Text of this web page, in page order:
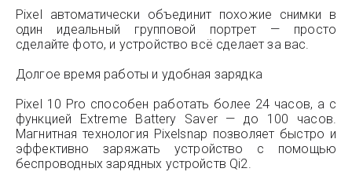
Pixel автоматически объединит похожие снимки в
один идеальный групповой портрет — просто
сделайте фото, и устройство всё сделает за вас.
Долгое время работы и удобная зарядка
Pixel 10 Pro способен работать более 24 часов, а с
функцией Extreme Battery Saver — до 100 часов.
Магнитная технология Pixelsnap позволяет быстро и
эффективно заряжать устройство с помощью
беспроводных зарядных устройств Qi2.